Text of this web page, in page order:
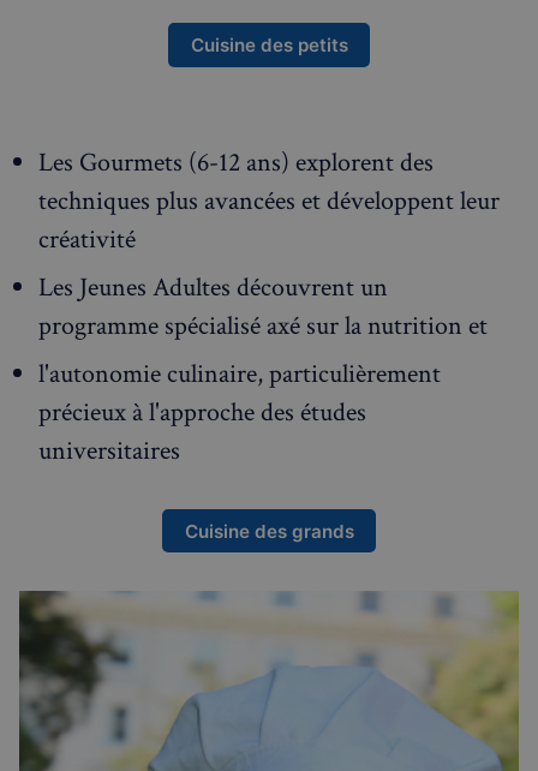
Cuisine des petits
Les Gourmets (6-12 ans) explorent des
techniques plus avancées et développent leur
créativité
Les Jeunes Adultes découvrent un
programme spécialisé axé sur la nutrition et
l'autonomie culinaire, particulièrement
précieux à l'approche des études
universitaires
Cuisine des grands